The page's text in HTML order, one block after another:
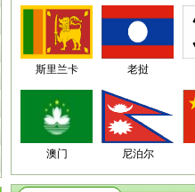
斯里兰卡 老挝
澳门 尼泊尔